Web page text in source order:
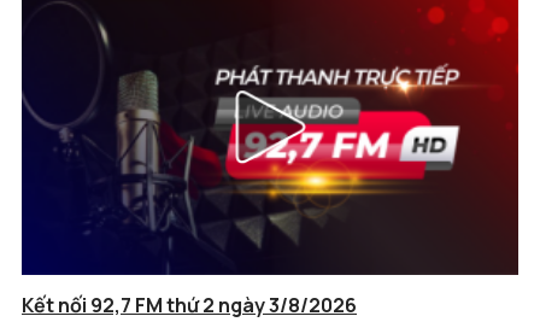
Kết nối 92,7 FM thứ 2 ngày 3/8/2026